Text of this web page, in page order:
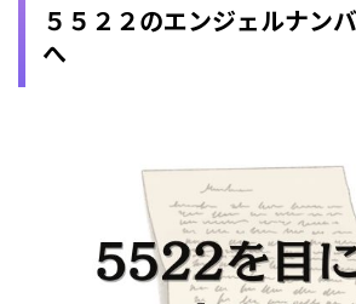
５５２２のエンジェルナン
へ